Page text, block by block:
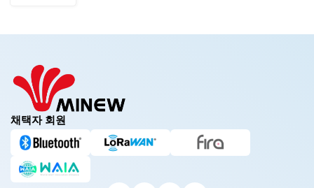
채택자 회원